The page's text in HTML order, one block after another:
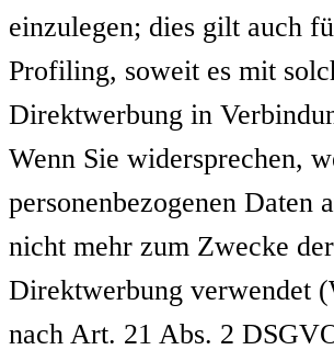
einzulegen; dies gilt auch
Profiling, soweit es mit
Direktwerbung in
Wenn Sie widersprechen,
personenbezogenen Daten
nicht mehr zum Zwecke der
Direktwerbung verwendet
nach Art. 21 Abs. 2